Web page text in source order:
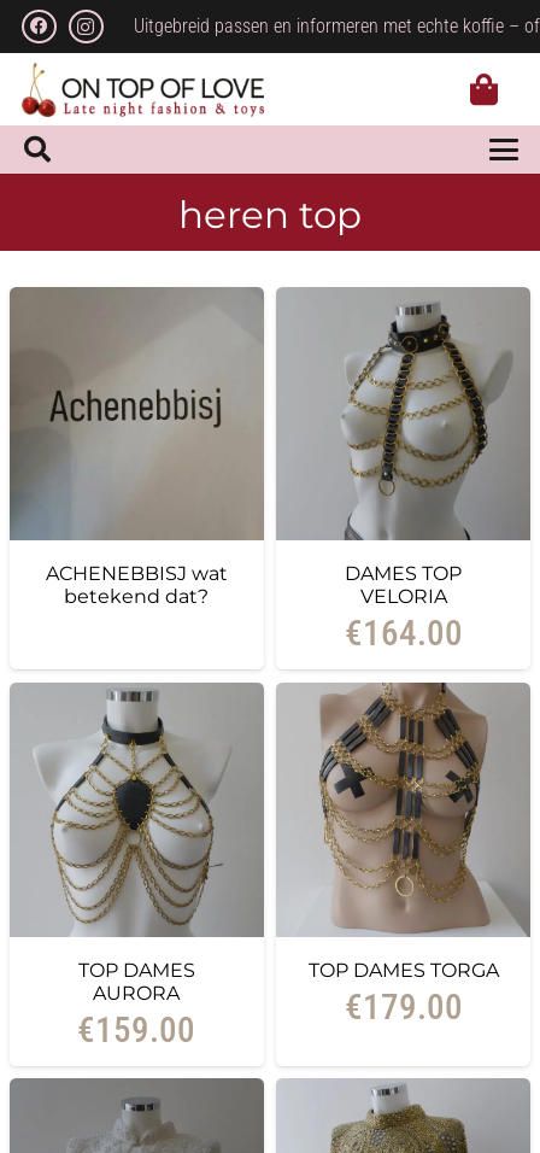
Uitgebreid passen en informeren met echte koffie –
heren top
ACHENEBBISJ wat
betekend dat?
DAMES TOP
VELORIA
€164.00
TOP DAMES
AURORA
€159.00
TOP DAMES TORGA
€179.00